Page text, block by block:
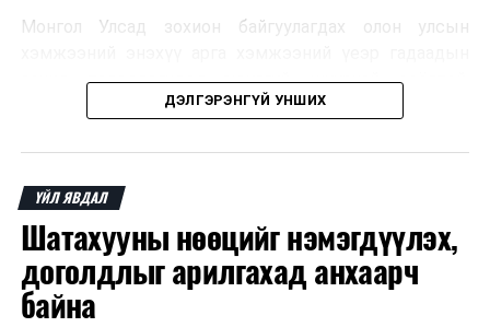
Монгол Улсад зохион байгуулагдах олон улсын
зочид, төлөөлөгчдөд аюулгүй, шуурхай, соёлтой,
мэргэжлийн түвшинд тээврийн үйлчилгээ үзүүлэх
зохион байгуулалтын онцлог, зочид, төлөөлөгчдийн
ангилал, үйлчилгээний стандарт, жолооч нарын үүрэг
хариуцлага, сахилга бат, үйлчилгээний соёл, ёс зүй,
мэргэжлийн харилцааны талаар нэгдсэн мэдээлэл
өгчээ.
ДЭЛГЭРЭНГҮЙ УНШИХ
ҮЙЛ ЯВДАЛ
Шатахууны нөөцийг нэмэгдүүлэх,
доголдлыг арилгахад анхаарч
байна